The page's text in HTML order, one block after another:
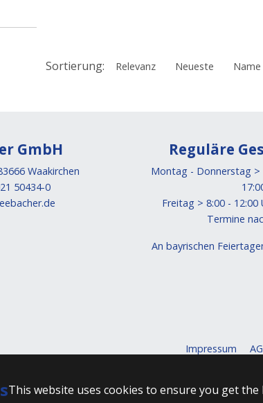
This website uses cookies to ensure you get
Sortierung: Relevanz Neueste Name
GmbH
Waakirchen
50434-0
Reguläre
Montag - Donnerstag >
Freitag > 8:00 - 12:00
Termine
An bayrischen
Impressum